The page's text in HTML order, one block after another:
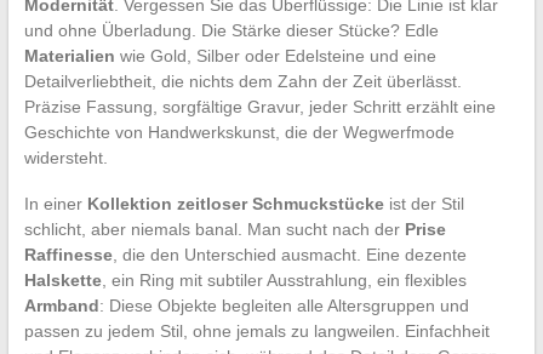
Modernität. Vergessen Sie das Überflüssige: Die Linie ist klar
und ohne Überladung. Die Stärke dieser Stücke? Edle
Materialien wie Gold, Silber oder Edelsteine und eine
Detailverliebtheit, die nichts dem Zahn der Zeit überlässt.
Präzise Fassung, sorgfältige Gravur, jeder Schritt erzählt eine
Geschichte von Handwerkskunst, die der Wegwerfmode
widersteht.
In einer Kollektion zeitloser Schmuckstückeist der Stil
schlicht, aber niemals banal. Man sucht nach der Prise
Raffinesse, die den Unterschied ausmacht. Eine dezente
Halskette, ein Ring mit subtiler Ausstrahlung, ein flexibles
Armband: Diese Objekte begleiten alle Altersgruppen und
passen zu jedem Stil, ohne jemals zu langweilen. Einfachheit